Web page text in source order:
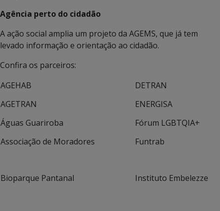
Agência perto do cidadão
A ação social amplia um projeto da AGEMS, que já tem
levado informação e orientação ao cidadão.
Confira os parceiros:
AGEHAB
DETRAN
AGETRAN
ENERGISA
Águas Guariroba
Fórum LGBTQIA+
Associação de Moradores
Funtrab
Bioparque Pantanal Instituto Embelezze